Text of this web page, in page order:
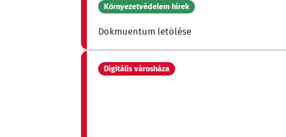
Környezetvédelem hírek
Dokmuentum letölése
Digitális városháza